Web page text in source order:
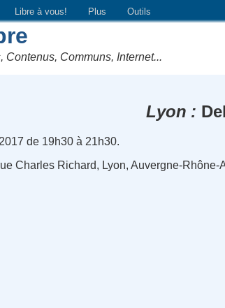
Libre à vous! Plus Outils
Communs, Internet...
Lyon
de 19h30 à 21h30.
Charles Richard, Lyon, Auvergne-Rhône-